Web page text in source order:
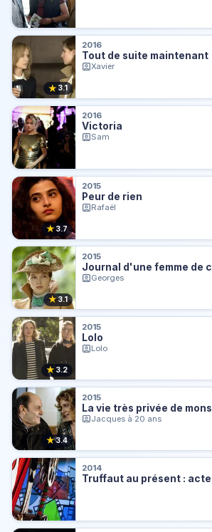
★ 3.1
2016
Tout de suite maintenant
Xavier
2016
Victoria
Sam
★3.7
2015
Peur de rien
Rafaël
★3.1
2015
Journal d'une femme de
Georges
★ 3.2
2015
Lolo
Lolo
★3.4
2015
La vie très privée de
Jacques à 20 ans
2014
Truffaut au présent :